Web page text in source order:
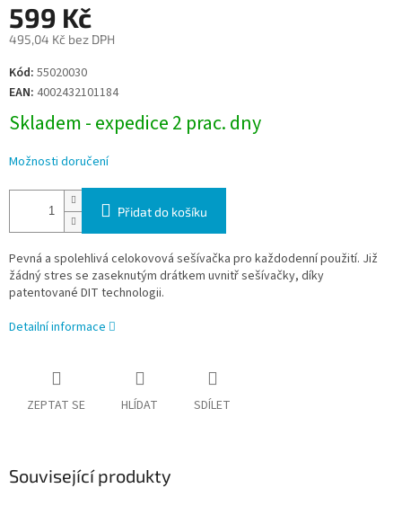
599 Kč
495,04 Kč bez DPH
Měrná
cena:
Kód: 55020030
EAN: 4002432101184
Skladem - expedice 2 prac. dny
Možnosti doručení
Přidat do košíku
Pevná a spolehlivá celokovová sešívačka pro každodenní použití. Již
žádný stres se zaseknutým drátkem uvnitř sešívačky, díky
patentované DIT technologii.
Detailní informace
ZEPTAT SE HLÍDAT SDÍLET
Související produkty